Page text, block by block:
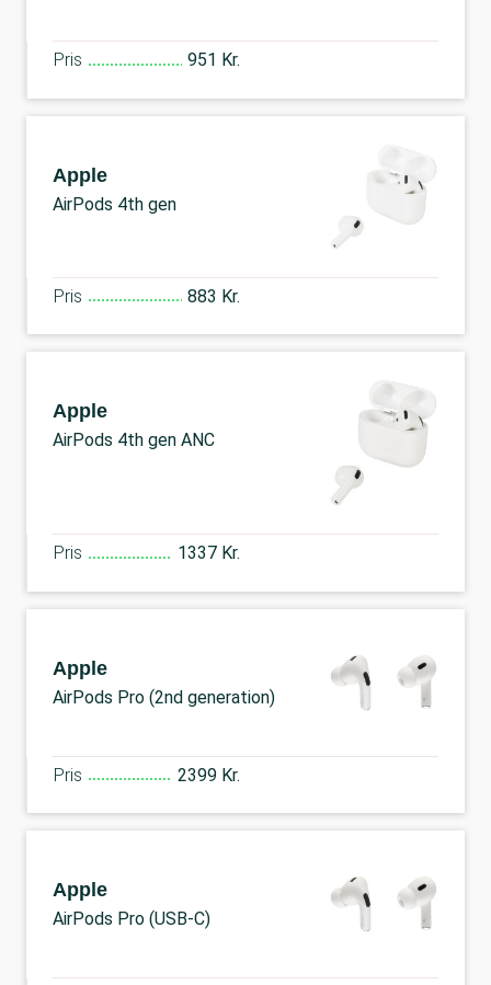
Pris 951 Kr.
Apple
AirPods 4th gen
Pris 883 Kr.
Apple
AirPods 4th gen ANC
Pris 1337 Kr.
Apple
AirPods Pro (2nd generation)
Pris 2399 Kr.
Apple
AirPods Pro (USB-C)